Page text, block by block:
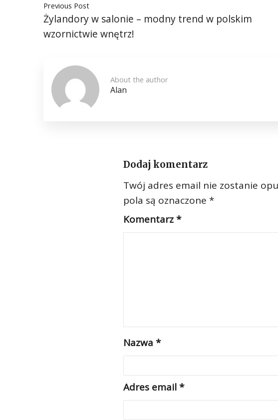
Previous Post
Żylandory w salonie – modny trend w polskim
wzornictwie wnętrz!
About the author
Alan
Dodaj komentarz
Twój adres email nie zostanie
pola są oznaczone *
Komentarz*
Nazwa *
Adres email*